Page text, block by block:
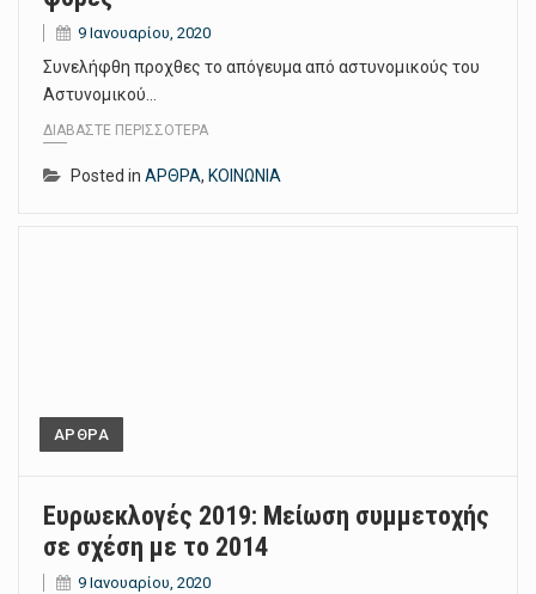
9 Ιανουαρίου, 2020
Συνελήφθη προχθες το απόγευμα από αστυνομικούς του
Αστυνομικού…
ΔΙΑΒΆΣΤΕ ΠΕΡΙΣΣΌΤΕΡΑ
Posted in ΑΡΘΡΑ, ΚΟΙΝΩΝΙΑ
ΑΡΘΡΑ
Ευρωεκλογές 2019: Μείωση συμμετοχής
σε σχέση με το 2014
9 Ιανουαρίου, 2020